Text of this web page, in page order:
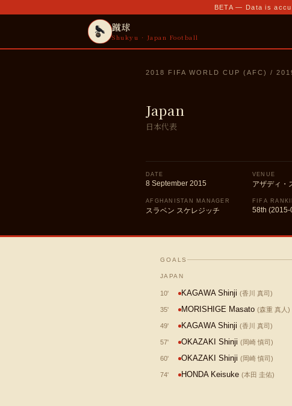
BETA — Data is
蹴球
Shukyu · Japan Football
2018 FIFA WORLD CUP (AFC) /
Japan
日本代表
DATE
8 September 2015
VENUE
アザディ・
AFGHANISTAN MANAGER
スラベン スケレジッチ
FIFA
58th (2015-
GOALS
JAPAN
10' KAGAWA Shinji (香川 真司 )
35' MORISHIGE Masato (森重 真人 )
49' KAGAWA Shinji (香川 真司 )
57' OKAZAKI Shinji (岡崎 慎司 )
60' OKAZAKI Shinji (岡崎 慎司 )
74' HONDA Keisuke (本田 圭佑)